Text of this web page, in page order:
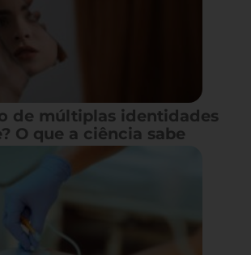
de múltiplas identidades
O que a ciência sabe